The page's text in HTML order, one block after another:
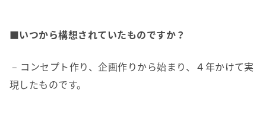
■いつから構想されていたものですか？
– コンセプト作り、企画作りから始まり、４年かけて実
現したものです。